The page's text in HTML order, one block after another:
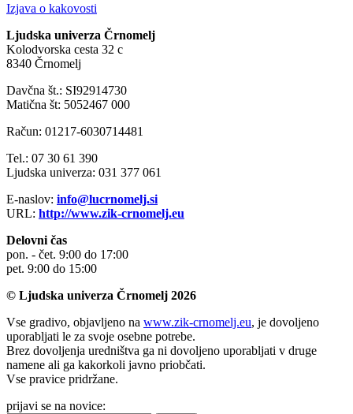
Izjava o kakovosti
Ljudska univerza Črnomelj
Kolodvorska cesta 32 c
8340 Črnomelj
Davčna št.: SI92914730
Matična št: 5052467 000
Račun: 01217-6030714481
Tel.: 07 30 61 390
Ljudska univerza: 031 377 061
E-naslov: info@lucrnomelj.si
URL: http://www.zik-crnomelj.eu
Delovni čas
pon. - čet. 9:00 do 17:00
pet. 9:00 do 15:00
© Ljudska univerza Črnomelj 2026
Vse gradivo, objavljeno na www.zik-crnomelj.eu, je dovoljeno
uporabljati le za svoje osebne potrebe.
Brez dovoljenja uredništva ga ni dovoljeno uporabljati v druge
namene ali ga kakorkoli javno priobčati.
Vse pravice pridržane.
prijavi se na novice: